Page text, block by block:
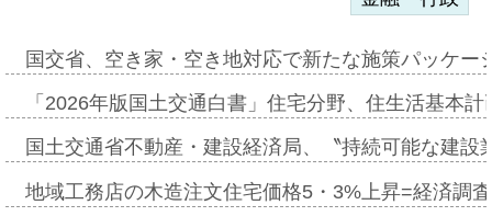
国交省、空き家・空き地対応で新たな施策パッケ
「2026年版国土交通白書」住宅分野、住生活基本
国土交通省不動産・建設経済局、〝持続可能な建
地域工務店の木造注文住宅価格5・3%上昇=経済調